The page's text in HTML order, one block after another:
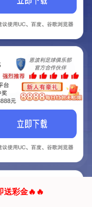
建设.
网站.